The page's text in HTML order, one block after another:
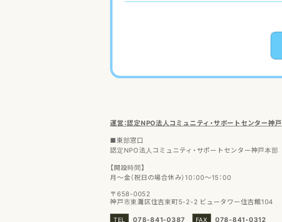
運営：認定NPO法人コミュニティ・サポートセンター神戸
■東部窓口
認定NPO法人コミュニティ・サポートセンター神戸本部
【開設時間】
月～金（祝日の場合休み）10：00～15：00
〒658-0052
神戸市東灘区住吉東町5-2-2 ビュータワー住吉館104
078-841-0387
078-841-0312